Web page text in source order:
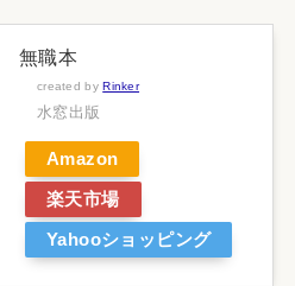
無職本
created by Rinker
水窓出版
Amazon
楽天市場
Yahooショッピング